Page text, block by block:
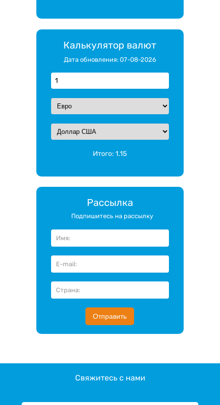
Калькулятор валют
Дата обновления: 07-08-2026
Итого:1.15
Рассылка
Подпишитесь на рассылку
Отправить
Свяжитесь с нами